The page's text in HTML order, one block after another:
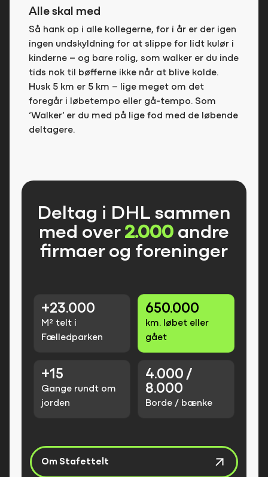
Alle skal med
Så hank op i alle kollegerne, for i år er der igen
ingen undskyldning for at slippe for lidt kulør i
kinderne – og bare rolig, som walker er du inde
tids nok til bøfferne ikke når at blive kolde.
Husk 5 km er 5 km – lige meget om det
foregår i løbetempo eller gå-tempo. Som
‘Walker’ er du med på lige fod med de løbende
deltagere.
Deltag i DHL sammen
med over 2.000 andre
firmaer og foreninger
+23.000
M² telt i
Fælledparken
650.000
km. løbet eller
gået
+15
Gange rundt om
jorden
4.000 /
8.000
Borde / bænke
Om Stafettelt